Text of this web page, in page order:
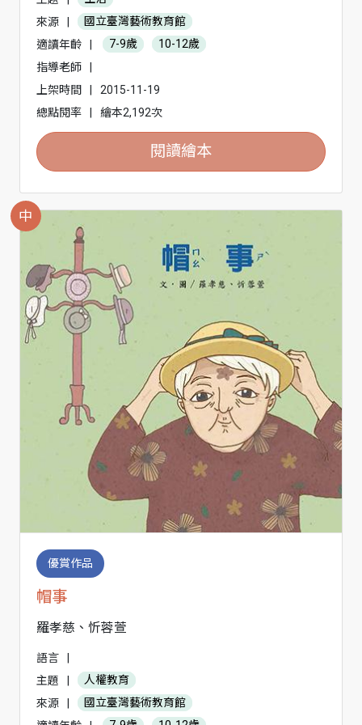
來源
|
國立臺灣藝術教育館
適讀年齡
| 7-9歲
10-12歲
指導老師
|
上架時間
|
2015-11-19
總點閱率
| 繪本2,192次
閱讀繪本
中
優賞作品
帽事
羅孝慈、忻蓉萱
語言
主題
人權教育
來源
國立臺灣藝術教育館